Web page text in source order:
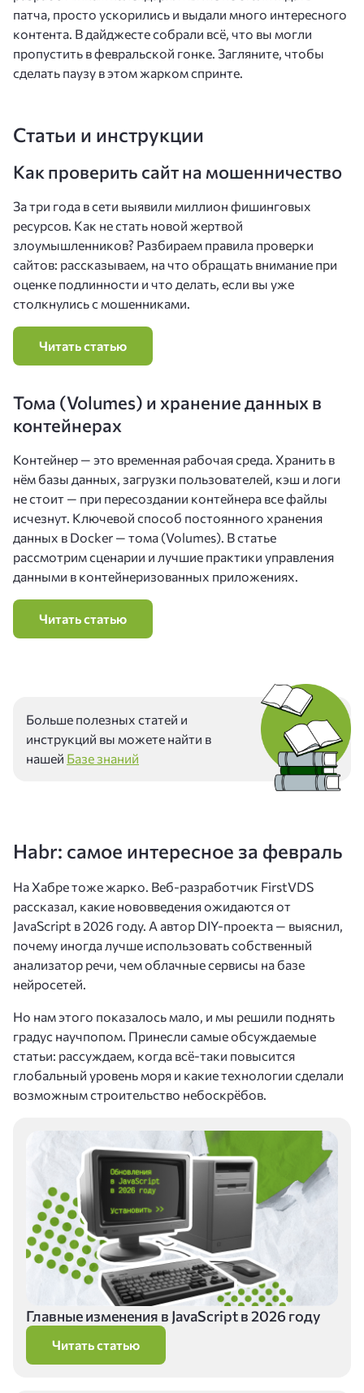
патча, просто ускорились и выдали много интересного
контента. В дайджесте собрали всё, что вы могли
пропустить в февральской гонке. Загляните, чтобы
сделать паузу в этом жарком спринте.
Статьи и инструкции
Как проверить сайт на мошенничество
За три года в сети выявили миллион фишинговых
ресурсов. Как не стать новой жертвой
злоумышленников? Разбираем правила проверки
сайтов: рассказываем, на что обращать внимание при
оценке подлинности и что делать, если вы уже
столкнулись с мошенниками.
Читать статью
Томa (Volumes) и хранение данных в
контейнерах
Контейнер — это временная рабочая среда. Хранить в
нём базы данных, загрузки пользователей, кэш и логи
не стоит — при пересоздании контейнера все файлы
исчезнут. Ключевой способ постоянного хранения
данных в Docker — тома (Volumes). В статье
рассмотрим сценарии и лучшие практики управления
данными в контейнеризованных приложениях.
Читать статью
Больше полезных статей и
инструкций вы можете найти в
нашей Базе знаний
Habr: самое интересное за февраль
На Хабре тоже жарко. Веб-разработчик FirstVDS
рассказал, какие нововведения ожидаются от
JavaScript в 2026 году. А автор DIY-проекта — выяснил,
почему иногда лучше использовать собственный
анализатор речи, чем облачные сервисы на базе
нейросетей.
Но нам этого показалось мало, и мы решили поднять
градус научпопом. Принесли самые обсуждаемые
статьи: рассуждаем, когда всё-таки повысится
глобальный уровень моря и какие технологии сделали
возможным строительство небоскрёбов.
Главные изменения в JavaScript в 2026 году
Читать статью